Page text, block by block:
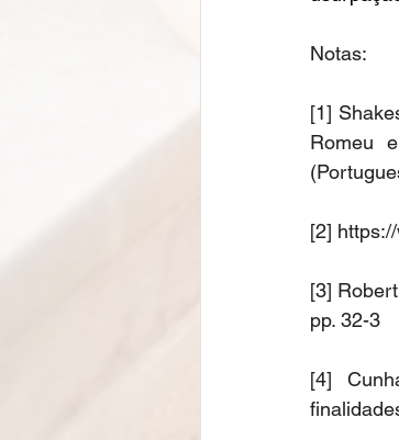
Notas:
[1]
Romeu
[2]
[3]
pp. 32-3
[4]